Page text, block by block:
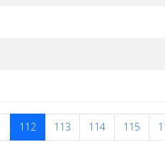
112 113 114 115